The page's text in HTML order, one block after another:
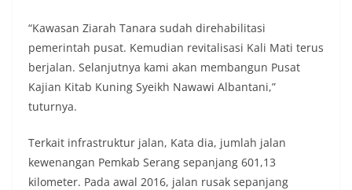
“Kawasan Ziarah Tanara sudah direhabilitasi
pemerintah pusat. Kemudian revitalisasi Kali Mati terus
berjalan. Selanjutnya kami akan membangun Pusat
Kajian Kitab Kuning Syeikh Nawawi Albantani,”
tuturnya.
Terkait infrastruktur jalan, Kata dia, jumlah jalan
kewenangan Pemkab Serang sepanjang 601,13
kilometer. Pada awal 2016, jalan rusak sepanjang